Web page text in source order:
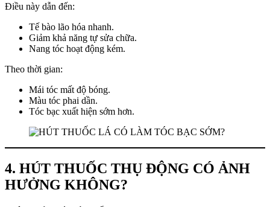
Điều này dẫn đến:
Tế bào lão hóa nhanh.
Giảm khả năng tự sửa chữa.
Nang tóc hoạt động kém.
Theo thời gian:
Mái tóc mất độ bóng.
Màu tóc phai dần.
Tóc bạc xuất hiện sớm hơn.
4. HÚT THUỐC THỤ ĐỘNG CÓ ẢNH
HƯỞNG KHÔNG?